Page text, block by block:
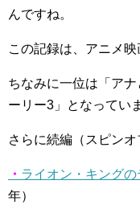
んですね。
この記録は、アニメ映
ちなみに一位は「ア
ーリー3 」となってい
さらに続編（スピン
・ ライオン・キング
年）